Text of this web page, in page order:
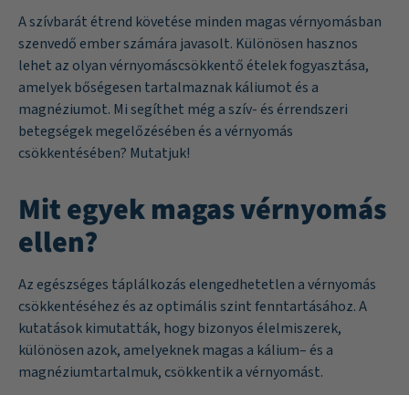
A szívbarát étrend követése minden magas vérnyomásban
szenvedő ember számára javasolt. Különösen hasznos
lehet az olyan vérnyomáscsökkentő ételek fogyasztása,
amelyek bőségesen tartalmaznak káliumot és a
magnéziumot. Mi segíthet még a szív- és érrendszeri
betegségek megelőzésében és a vérnyomás
csökkentésében? Mutatjuk!
Mit egyek magas vérnyomás
ellen?
Az egészséges táplálkozás elengedhetetlen a vérnyomás
csökkentéséhez és az optimális szint fenntartásához. A
kutatások kimutatták, hogy bizonyos élelmiszerek,
különösen azok, amelyeknek magas a kálium– és a
magnéziumtartalmuk, csökkentik a vérnyomást.